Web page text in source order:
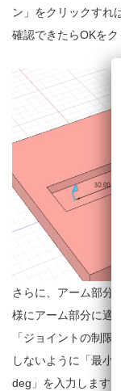
ン」をクリックすれ
確認できたらOKをク
さらに、アーム部分
様にアーム部分に適
「ジョイントの制限
しないように「最小
deg」を入力します